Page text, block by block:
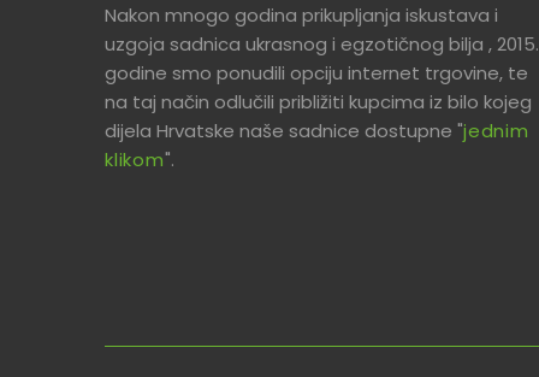
Nakon mnogo godina prikupljanja iskustava i
uzgoja sadnica ukrasnog i egzotičnog bilja , 2015.
godine smo ponudili opciju internet trgovine, te
na taj način odlučili približiti kupcima iz bilo kojeg
dijela Hrvatske naše sadnice dostupne "jednim
klikom".